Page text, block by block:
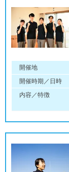
開催地
開催時期／日時
内容／特徴